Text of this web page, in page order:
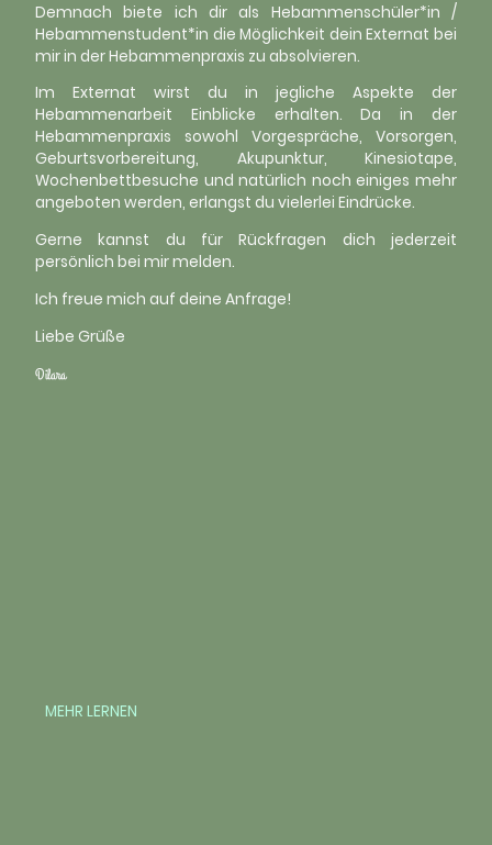
Demnach biete ich dir als Hebammenschüler*in /
Hebammenstudent*in die Möglichkeit dein Externat bei
mir in der Hebammenpraxis zu absolvieren.
Im Externat wirst du in jegliche Aspekte der
Hebammenarbeit Einblicke erhalten. Da in der
Hebammenpraxis sowohl Vorgespräche, Vorsorgen,
Geburtsvorbereitung, Akupunktur, Kinesiotape,
Wochenbettbesuche und natürlich noch einiges mehr
angeboten werden, erlangst du vielerlei Eindrücke.
Gerne kannst du für Rückfragen dich jederzeit
persönlich bei mir melden.
Ich freue mich auf deine Anfrage!
Liebe Grüße
Dilara
MEHR LERNEN